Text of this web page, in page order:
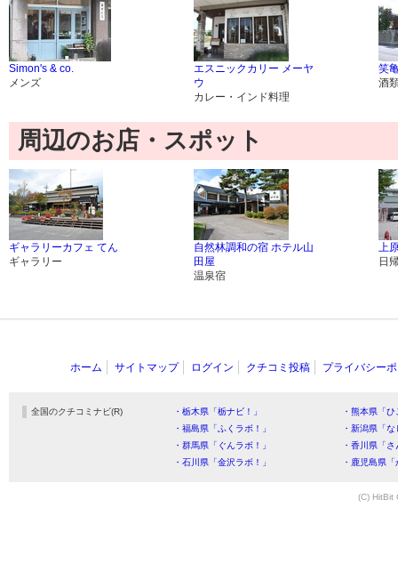
Simon's & co.
メンズ
エスニックカリー メーヤ
ウ
カレー・インド料理
笑
酒
周辺のお店・スポット
ギャラリーカフェ てん
ギャラリー
自然林調和の宿 ホテル山
田屋
温泉宿
上
日
ホーム サイトマップ ログイン クチコミ投稿 プライバシー
全国のクチコミナビ(R) ・栃木県「栃ナビ！」
・熊本県「
・福島県「ふくラボ！」
・新潟県「
・群馬県「ぐんラボ！」
・香川県「
・石川県「金沢ラボ！」
・鹿児島県
(C) HitBit